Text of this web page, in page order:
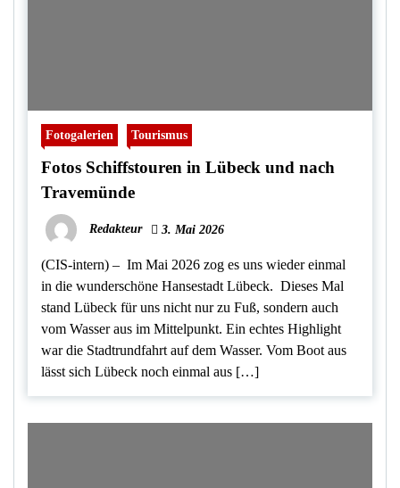
Fotogalerien Tourismus
Fotos Schiffstouren in Lübeck und nach
Travemünde
Redakteur 3. Mai 2026
(CIS-intern) – Im Mai 2026 zog es uns wieder einmal
in die wunderschöne Hansestadt Lübeck. Dieses Mal
stand Lübeck für uns nicht nur zu Fuß, sondern auch
vom Wasser aus im Mittelpunkt. Ein echtes Highlight
war die Stadtrundfahrt auf dem Wasser. Vom Boot aus
lässt sich Lübeck noch einmal aus […]